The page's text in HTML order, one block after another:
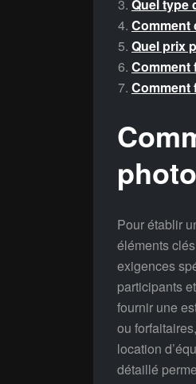
Quel type
Comment
Quel prix
Comment
Comment
Pour établir
éléments
exigences
participants
fournir une
ou
location
détaillé